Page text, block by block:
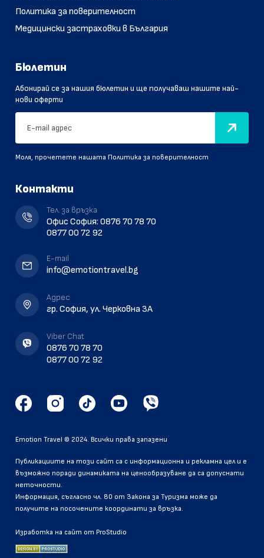
Политика за поверителност
Медицински застраховки в България
Бюлетин
Абонирай се за нашия бюлетин и ще получаваш нашите най-
нови оферти
Моля, прочетете нашата Политика за поверителност
Контакти
Тел. за връзка
Офис София: 0876 70 78 70
0877 00 72 92
E-mail
info@emotiontravel.bg
Aдрес
гр. София, ул. Черковна 3A
Viber Chat
0876 70 78 70
0877 00 72 92
Emotion Travel © 2024. Всички права запазени
Публикациите на този сайт са с информационна и рекламна цел и е
възможно поради динамиката на ценообразуване да са допуснати
неточности.
Информация, съгласно чл. 80 от Закона за Туризма може да
получите на посочените координати за връзка.
Изработка на сайт от ProStudio